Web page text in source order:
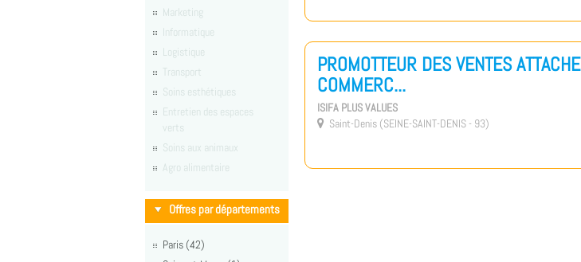
Marketing
Informatique
Logistique
Transport
Soins esthétiques
Entretien des espaces
verts
Soins aux animaux
Agro alimentaire
Offres par départements
Paris (42)
PROMOTTEUR DES VENTES ATTACHE
COMMERC...
ISIFA PLUS VALUES
 Saint-Denis (SEINE-SAINT-DENIS - 93)